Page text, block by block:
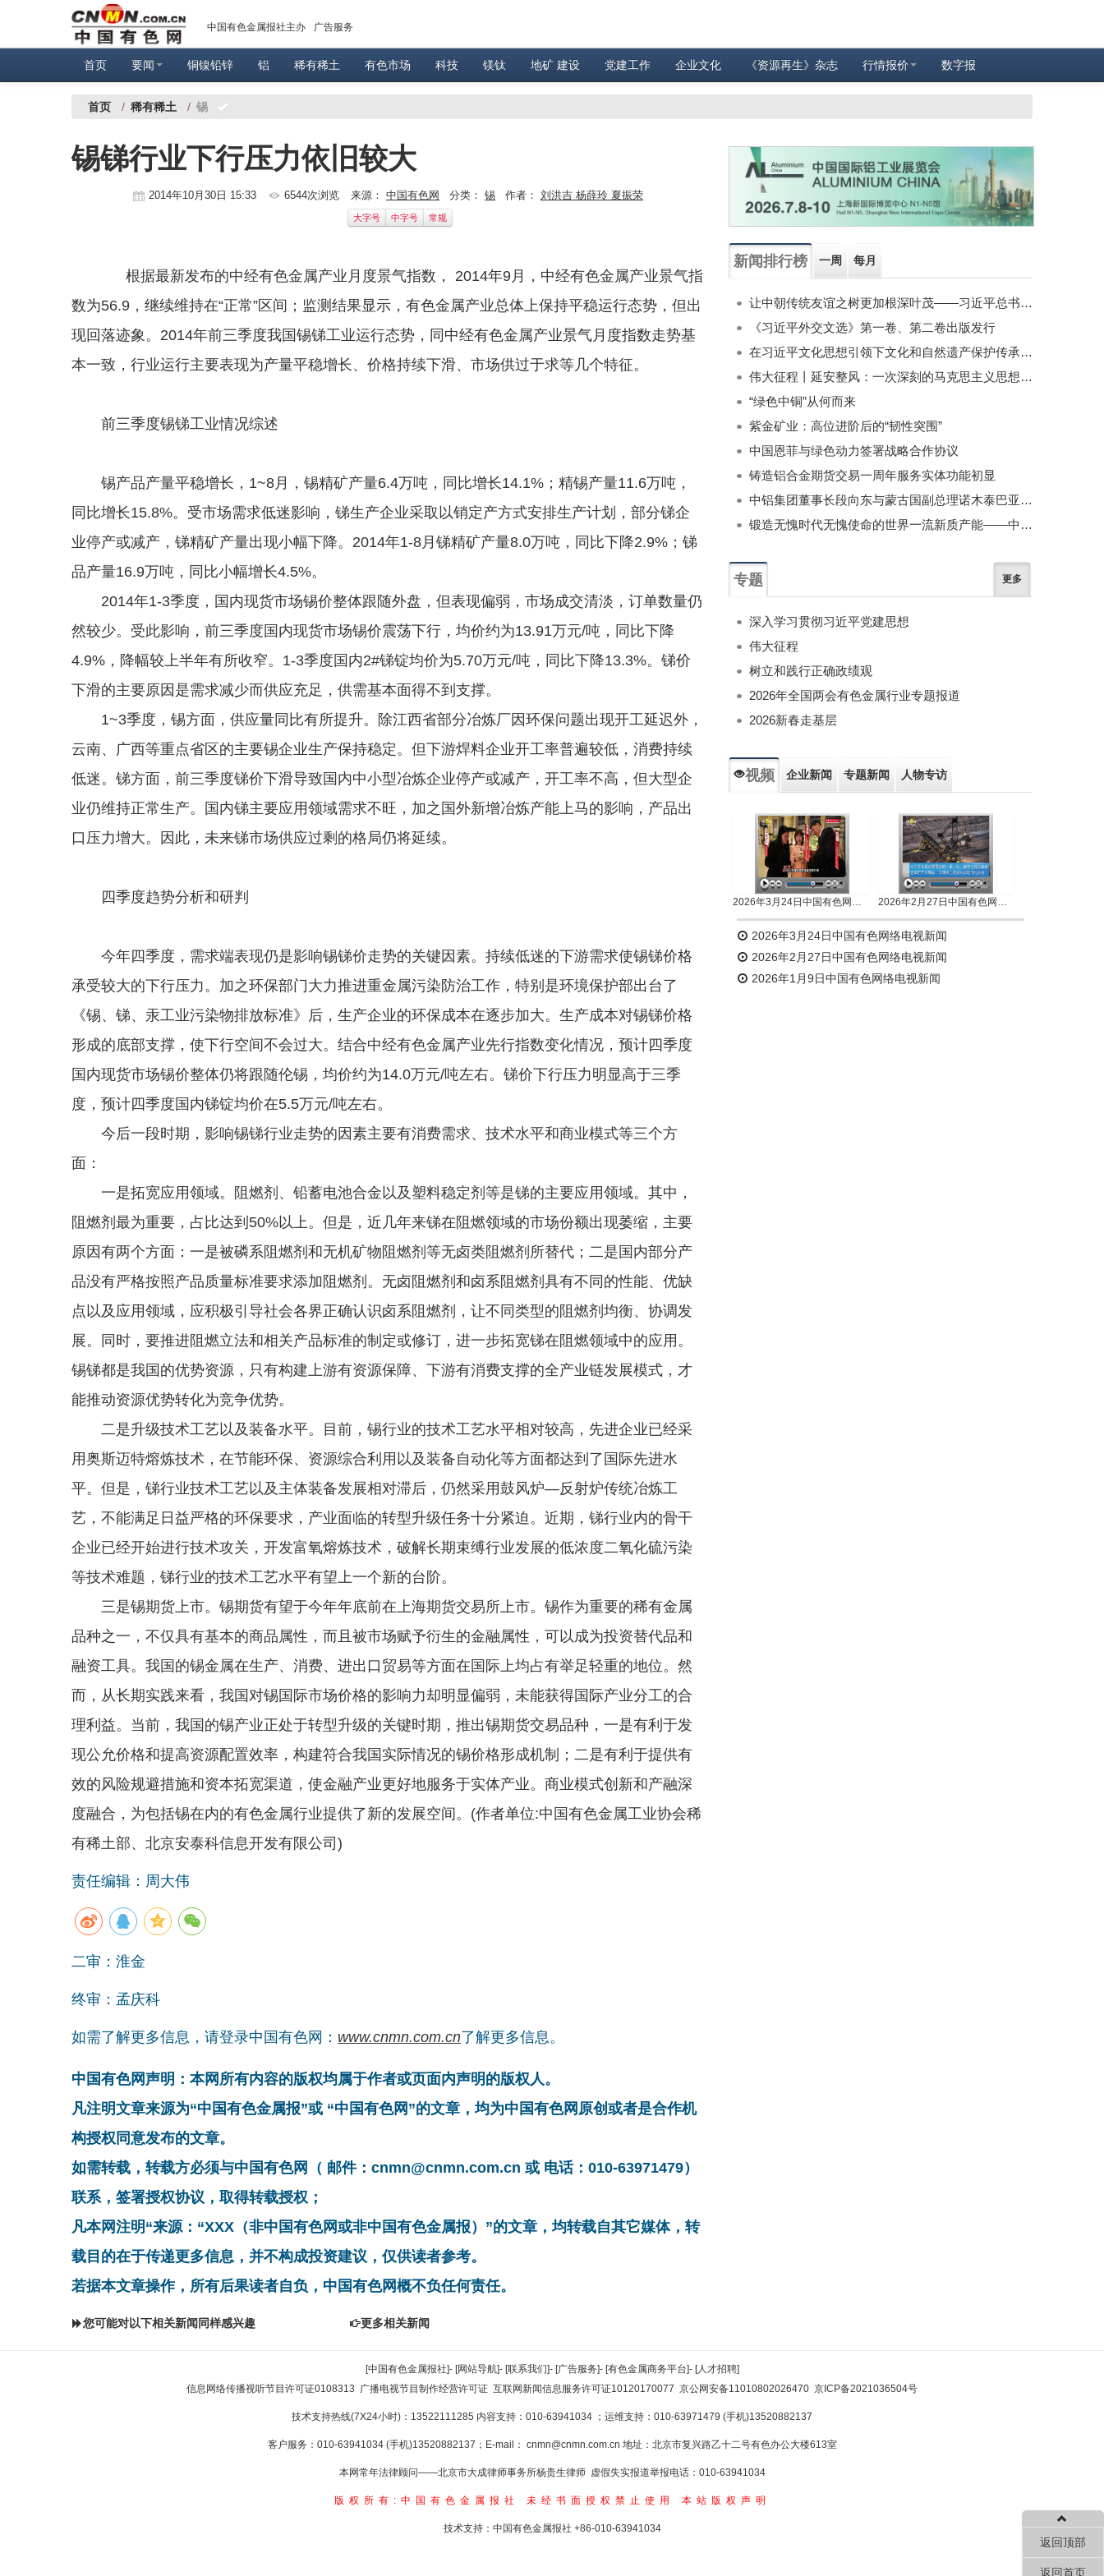
中国有色金属报社主办 广告服务
首页 要闻 铜镍铅锌 铝 稀有稀土 有色市场 科技 镁钛 地矿 建设 党建工作 企业文化 《资源再生》杂志 行情报价 数字报
首页 / 稀有稀土 / 锡
锡锑行业下行压力依旧较大
2014年10月30日 15:33 6544次浏览 来源： 中国有色网 分类： 锡 作者： 刘洪吉 杨薛玲 夏振荣
大字号 中字号 常规
根据最新发布的中经有色金属产业月度景气指数， 2014年9月，中经有色金属产业景气指
数为56.9，继续维持在“正常”区间；监测结果显示，有色金属产业总体上保持平稳运行态势，但出
现回落迹象。2014年前三季度我国锡锑工业运行态势，同中经有色金属产业景气月度指数走势基
本一致，行业运行主要表现为产量平稳增长、价格持续下滑、市场供过于求等几个特征。
前三季度锡锑工业情况综述
锡产品产量平稳增长，1~8月，锡精矿产量6.4万吨，同比增长14.1%；精锡产量11.6万吨，
同比增长15.8%。受市场需求低迷影响，锑生产企业采取以销定产方式安排生产计划，部分锑企
业停产或减产，锑精矿产量出现小幅下降。2014年1-8月锑精矿产量8.0万吨，同比下降2.9%；锑
品产量16.9万吨，同比小幅增长4.5%。
2014年1-3季度，国内现货市场锡价整体跟随外盘，但表现偏弱，市场成交清淡，订单数量仍
然较少。受此影响，前三季度国内现货市场锡价震荡下行，均价约为13.91万元/吨，同比下降
4.9%，降幅较上半年有所收窄。1-3季度国内2#锑锭均价为5.70万元/吨，同比下降13.3%。锑价
下滑的主要原因是需求减少而供应充足，供需基本面得不到支撑。
1~3季度，锡方面，供应量同比有所提升。除江西省部分冶炼厂因环保问题出现开工延迟外，
云南、广西等重点省区的主要锡企业生产保持稳定。但下游焊料企业开工率普遍较低，消费持续
低迷。锑方面，前三季度锑价下滑导致国内中小型冶炼企业停产或减产，开工率不高，但大型企
业仍维持正常生产。国内锑主要应用领域需求不旺，加之国外新增冶炼产能上马的影响，产品出
口压力增大。因此，未来锑市场供应过剩的格局仍将延续。
四季度趋势分析和研判
今年四季度，需求端表现仍是影响锡锑价走势的关键因素。持续低迷的下游需求使锡锑价格
承受较大的下行压力。加之环保部门大力推进重金属污染防治工作，特别是环境保护部出台了
《锡、锑、汞工业污染物排放标准》后，生产企业的环保成本在逐步加大。生产成本对锡锑价格
形成的底部支撑，使下行空间不会过大。结合中经有色金属产业先行指数变化情况，预计四季度
国内现货市场锡价整体仍将跟随伦锡，均价约为14.0万元/吨左右。锑价下行压力明显高于三季
度，预计四季度国内锑锭均价在5.5万元/吨左右。
今后一段时期，影响锡锑行业走势的因素主要有消费需求、技术水平和商业模式等三个方
面：
一是拓宽应用领域。阻燃剂、铅蓄电池合金以及塑料稳定剂等是锑的主要应用领域。其中，
阻燃剂最为重要，占比达到50%以上。但是，近几年来锑在阻燃领域的市场份额出现萎缩，主要
原因有两个方面：一是被磷系阻燃剂和无机矿物阻燃剂等无卤类阻燃剂所替代；二是国内部分产
品没有严格按照产品质量标准要求添加阻燃剂。无卤阻燃剂和卤系阻燃剂具有不同的性能、优缺
点以及应用领域，应积极引导社会各界正确认识卤系阻燃剂，让不同类型的阻燃剂均衡、协调发
展。同时，要推进阻燃立法和相关产品标准的制定或修订，进一步拓宽锑在阻燃领域中的应用。
锡锑都是我国的优势资源，只有构建上游有资源保障、下游有消费支撑的全产业链发展模式，才
能推动资源优势转化为竞争优势。
二是升级技术工艺以及装备水平。目前，锡行业的技术工艺水平相对较高，先进企业已经采
用奥斯迈特熔炼技术，在节能环保、资源综合利用以及装备自动化等方面都达到了国际先进水
平。但是，锑行业技术工艺以及主体装备发展相对滞后，仍然采用鼓风炉—反射炉传统冶炼工
艺，不能满足日益严格的环保要求，产业面临的转型升级任务十分紧迫。近期，锑行业内的骨干
企业已经开始进行技术攻关，开发富氧熔炼技术，破解长期束缚行业发展的低浓度二氧化硫污染
等技术难题，锑行业的技术工艺水平有望上一个新的台阶。
三是锡期货上市。锡期货有望于今年年底前在上海期货交易所上市。锡作为重要的稀有金属
品种之一，不仅具有基本的商品属性，而且被市场赋予衍生的金融属性，可以成为投资替代品和
融资工具。我国的锡金属在生产、消费、进出口贸易等方面在国际上均占有举足轻重的地位。然
而，从长期实践来看，我国对锡国际市场价格的影响力却明显偏弱，未能获得国际产业分工的合
理利益。当前，我国的锡产业正处于转型升级的关键时期，推出锡期货交易品种，一是有利于发
现公允价格和提高资源配置效率，构建符合我国实际情况的锡价格形成机制；二是有利于提供有
效的风险规避措施和资本拓宽渠道，使金融产业更好地服务于实体产业。商业模式创新和产融深
度融合，为包括锡在内的有色金属行业提供了新的发展空间。(作者单位:中国有色金属工业协会稀
有稀土部、北京安泰科信息开发有限公司)
责任编辑：周大伟
二审：淮金
终审：孟庆科
如需了解更多信息，请登录中国有色网： www.cnmn.com.cn了解更多信息。
中国有色网声明：本网所有内容的版权均属于作者或页面内声明的版权人。
凡注明文章来源为“中国有色金属报”或 “中国有色网”的文章，均为中国有色网原创或者是合作机
构授权同意发布的文章。
如需转载，转载方必须与中国有色网（ 邮件：cnmn@cnmn.com.cn 或 电话：010-63971479）
联系，签署授权协议，取得转载授权；
凡本网注明“来源：“XXX（非中国有色网或非中国有色金属报）”的文章，均转载自其它媒体，转
载目的在于传递更多信息，并不构成投资建议，仅供读者参考。
若据本文章操作，所有后果读者自负，中国有色网概不负任何责任。
您可能对以下相关新闻同样感兴趣 更多相关新闻
新闻排行榜 一周 每月
让中朝传统友谊之树更加根深叶茂——习近平总书记对朝鲜进行国事访问纪实
《习近平外交文选》第一卷、第二卷出版发行
在习近平文化思想引领下文化和自然遗产保护传承利用工作开创新局面
伟大征程丨延安整风：一次深刻的马克思主义思想教育运动
“绿色中铜”从何而来
紫金矿业：高位进阶后的“韧性突围”
中国恩菲与绿色动力签署战略合作协议
铸造铝合金期货交易一周年服务实体功能初显
中铝集团董事长段向东与蒙古国副总理诺木泰巴亚尔举行会谈
锻造无愧时代无愧使命的世界一流新质产能——中国有色金属工业的战略应对与破局之道（二）
专题 更多
深入学习贯彻习近平党建思想
伟大征程
树立和践行正确政绩观
2026年全国两会有色金属行业专题报道
2026新春走基层
视频 企业新闻 专题新闻 人物专访
2026年3月24日中国有色网络电视新闻 2026年2月27日中国有色网络电视新闻
2026年3月24日中国有色网络电视新闻
2026年2月27日中国有色网络电视新闻
2026年1月9日中国有色网络电视新闻
返回顶部
返回首页
[中国有色金属报社]- [网站导航]- [联系我们]- [广告服务]- [有色金属商务平台]- [人才招聘]
信息网络传播视听节目许可证0108313 广播电视节目制作经营许可证 互联网新闻信息服务许可证10120170077 京公网安备11010802026470 京ICP备2021036504号
技术支持热线(7X24小时)：13522111285 内容支持：010-63941034 ；运维支持：010-63971479 (手机)13520882137
客户服务：010-63941034 (手机)13520882137；E-mail： cnmn@cnmn.com.cn 地址：北京市复兴路乙十二号有色办公大楼613室
本网常年法律顾问——北京市大成律师事务所杨贵生律师 虚假失实报道举报电话：010-63941034
版权所有:中国有色金属报社 未经书面授权禁止使用 本站版权声明
技术支持：中国有色金属报社 +86-010-63941034